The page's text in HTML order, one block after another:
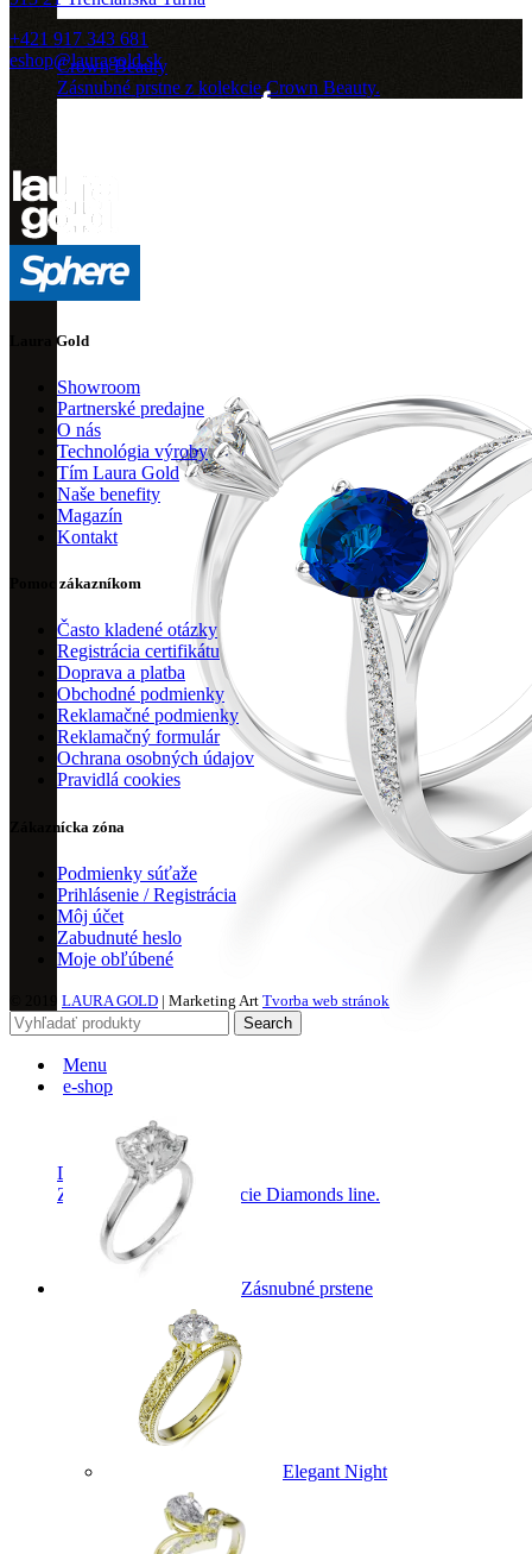
Crown Beauty
Zásnubné prstne z kolekcie Crown Beauty.
Diamond Line
Zásnubné prstne z kolekcie Diamonds line.
+421 917 343 681
eshop@lauragold.sk
Laura Gold
Showroom
Partnerské predajne
O nás
Technológia výroby
Tím Laura Gold
Naše benefity
Magazín
Kontakt
Pomoc zákazníkom
Často kladené otázky
Registrácia certifikátu
Doprava a platba
Obchodné podmienky
Reklamačné podmienky
Reklamačný formulár
Ochrana osobných údajov
Pravidlá cookies
Zákaznícka zóna
Podmienky súťaže
Prihlásenie / Registrácia
Môj účet
Zabudnuté heslo
Moje obľúbené
LAURA GOLD | Marketing Art Tvorba web stránok
Search
Menu
e-shop
Zásnubné prstene
Elegant Night